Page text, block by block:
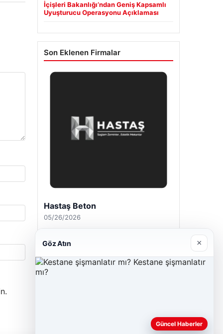
İçişleri Bakanlığı’ndan Geniş Kapsamlı
Uyuşturucu Operasyonu Açıklaması
Son Eklenen Firmalar
Hastaş Beton
05/26/2026
Göz Atın ×
Güncel Haberler